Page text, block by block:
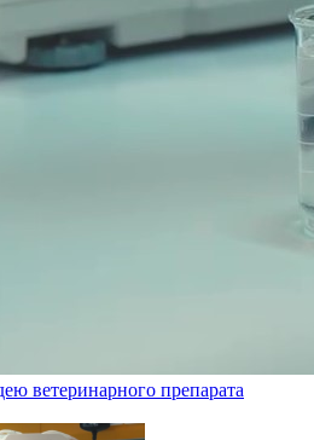
ветеринарного препарата